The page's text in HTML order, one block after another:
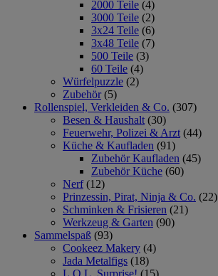
2000 Teile (4)
3000 Teile (2)
3x24 Teile (6)
3x48 Teile (7)
500 Teile (3)
60 Teile (4)
Würfelpuzzle (2)
Zubehör (5)
Rollenspiel, Verkleiden & Co. (307)
Besen & Haushalt (30)
Feuerwehr, Polizei & Arzt (44)
Küche & Kaufladen (91)
Zubehör Kaufladen (45)
Zubehör Küche (60)
Nerf (12)
Prinzessin, Pirat, Ninja & Co. (22)
Schminken & Frisieren (21)
Werkzeug & Garten (90)
Sammelspaß (93)
Cookeez Makery (4)
Jada Metalfigs (18)
L.O.L. Surprise! (15)